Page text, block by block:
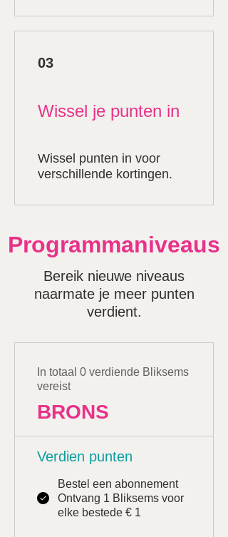
03
Wissel je punten in
Wissel punten in voor
verschillende kortingen.
Programmaniveaus
Bereik nieuwe niveaus
naarmate je meer punten
verdient.
BRONS
In totaal 0 verdiende Bliksems
vereist
Verdien punten
Bestel een abonnement
Ontvang 1 Bliksems voor
elke bestede € 1